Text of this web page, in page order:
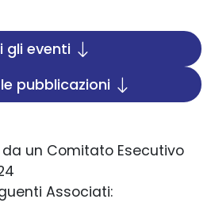
gli eventi
pubblicazioni
un Comitato Esecutivo
Associati: